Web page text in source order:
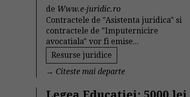
de Www.e-juridic.ro
Contractele de "Asistenta juridica" si
contractele de "Imputernicire
avocatiala" vor fi emise...
Resurse juridice
→ Citeste mai departe